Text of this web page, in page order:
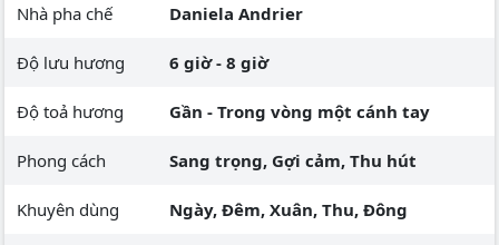
Nhà pha chế Daniela Andrier
Độ lưu hương 6 giờ - 8 giờ
Độ toả hương Gần - Trong vòng một cánh tay
Phong cách Sang trọng, Gợi cảm, Thu hút
Khuyên dùng Ngày, Đêm, Xuân, Thu, Đông